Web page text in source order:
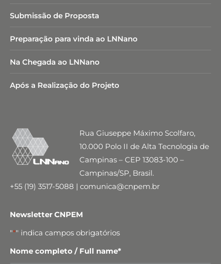
Submissão de Proposta
Preparação para vinda ao LNNano
Na Chegada ao LNNano
Após a Realização do Projeto
Rua Giuseppe Máximo Scolfaro,
10.000 Polo II de Alta Tecnologia de
Campinas – CEP 13083-100 –
Campinas/SP, Brasil.
+55 (19) 3517-5088 | comunica@cnpem.br
Newsletter CNPEM
"*" indica campos obrigatórios
Nome completo / Full name*